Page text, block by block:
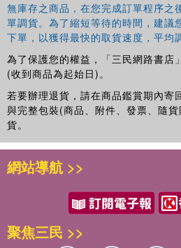
無庫存之商品，在您完成訂單程序之
單調貨。為了縮短等待的時間，建議
下單，以獲得最快的取貨速度，平均
為了保護您的權益，「三民網路書店」
(收到商品為起始日)。
若要辦理退貨，請在商品鑑賞期內寄
與完整包裝(商品、附件、發票、隨
貨。
網站導航 >>
聚焦三民 >>